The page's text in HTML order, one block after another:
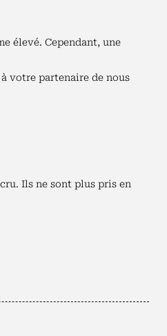
élevé. Cependant, une
votre partenaire de nous
Ils ne sont plus pris en